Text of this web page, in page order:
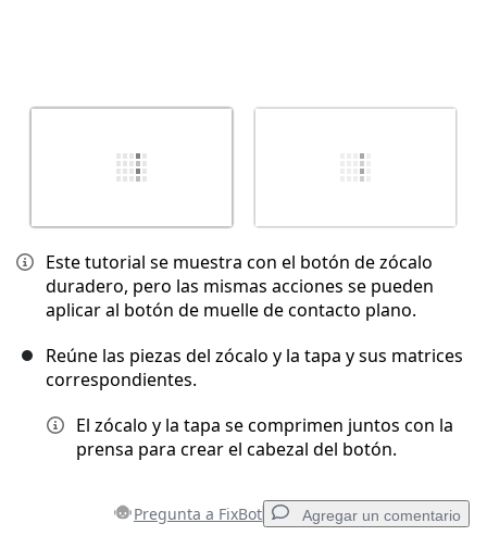
Este tutorial se muestra con el botón de zócalo
duradero, pero las mismas acciones se pueden
aplicar al botón de muelle de contacto plano.
Reúne las piezas del zócalo y la tapa y sus matrices
correspondientes.
El zócalo y la tapa se comprimen juntos con la
prensa para crear el cabezal del botón.
Pregunta a FixBot Agregar un comentario